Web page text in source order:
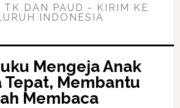
TK DAN PAUD - KIRIM KE
INDONESIA
Mengeja Anak
Tepat, Membantu
Membaca